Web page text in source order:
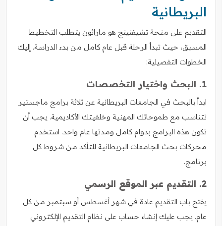
البريطانية
التقديم على منحة تشيفنينج هو ماراثون يتطلب التخطيط
المسبق، حيث تبدأ الرحلة قبل عام كامل من بدء الدراسة. إليك
الخطوات التفصيلية:
1. البحث واختيار التخصصات
ابدأ بالبحث في الجامعات البريطانية عن ثلاثة برامج ماجستير
تتناسب مع طموحاتك المهنية وخلفيتك الأكاديمية. يجب أن
تكون هذه البرامج بدوام كامل ومدتها عام واحد. استخدم
محركات بحث الجامعات البريطانية للتأكد من شروط كل
برنامج.
2. التقديم عبر الموقع الرسمي
يفتح باب التقديم عادة في شهر أغسطس أو سبتمبر من كل
عام. يجب عليك إنشاء حساب على نظام التقديم الإلكتروني